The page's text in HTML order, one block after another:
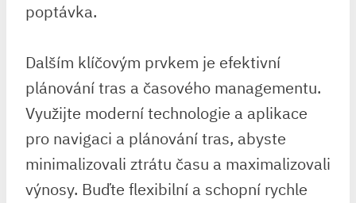
poptávka.
Dalším klíčovým prvkem je efektivní
plánování tras a časového managementu.
Využijte moderní technologie a aplikace
pro navigaci a plánování tras, abyste
minimalizovali ztrátu času a maximalizovali
výnosy. Buďte flexibilní a schopní rychle